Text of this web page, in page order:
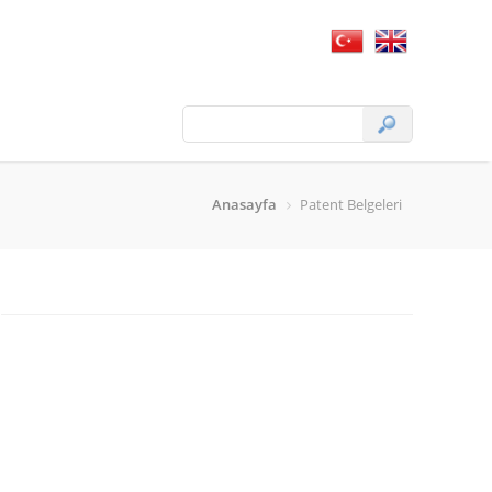
Anasayfa Patent Belgeleri